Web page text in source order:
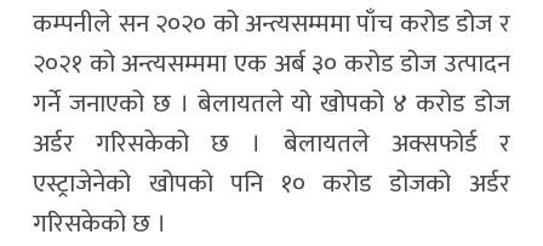
कम्पनीले सन २०२० को अन्त्यसम्ममा पाँच करोड डोज र
२०२१ को अन्त्यसम्ममा एक अर्ब ३० करोड डोज उत्पादन
गर्ने जनाएको छ । बेलायतले यो खोपको ४ करोड डोज
अर्डर गरिसकेको छ । बेलायतले अक्सफोर्ड र
एस्ट्राजेनेको खोपको पनि १० करोड डोजको अर्डर
गरिसकेको छ ।